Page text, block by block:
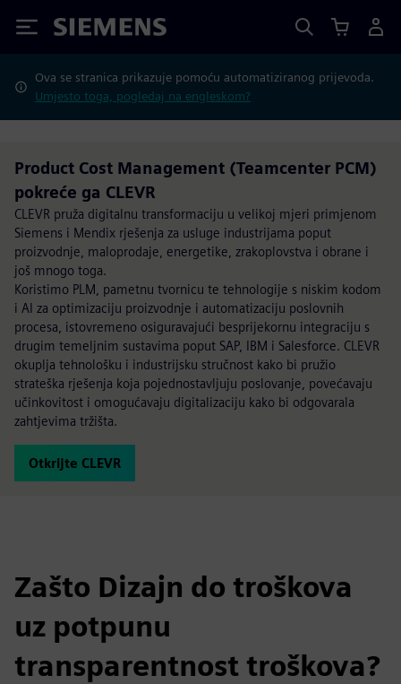
Siemens
Ova se stranica prikazuje pomoću automatiziranog prijevoda.
Umjesto toga, pogledaj na engleskom?
Product Cost Management (Teamcenter PCM)
pokreće ga CLEVR
CLEVR pruža digitalnu transformaciju u velikoj mjeri primjenom
Siemens i Mendix rješenja za usluge industrijama poput
proizvodnje, maloprodaje, energetike, zrakoplovstva i obrane i
još mnogo toga.
Koristimo PLM, pametnu tvornicu te tehnologije s niskim kodom
i AI za optimizaciju proizvodnje i automatizaciju poslovnih
procesa, istovremeno osiguravajući besprijekornu integraciju s
drugim temeljnim sustavima poput SAP, IBM i Salesforce. CLEVR
okuplja tehnološku i industrijsku stručnost kako bi pružio
strateška rješenja koja pojednostavljuju poslovanje, povećavaju
učinkovitost i omogućavaju digitalizaciju kako bi odgovarala
zahtjevima tržišta.
Otkrijte CLEVR
Zašto Dizajn do troškova
uz potpunu
transparentnost troškova?